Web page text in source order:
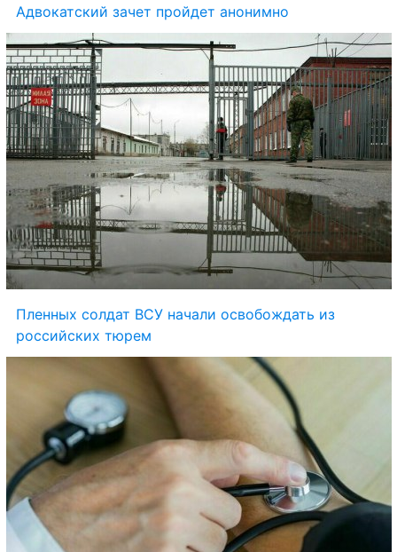
Адвокатский зачет пройдет анонимно
Пленных солдат ВСУ начали освобождать из
российских тюрем